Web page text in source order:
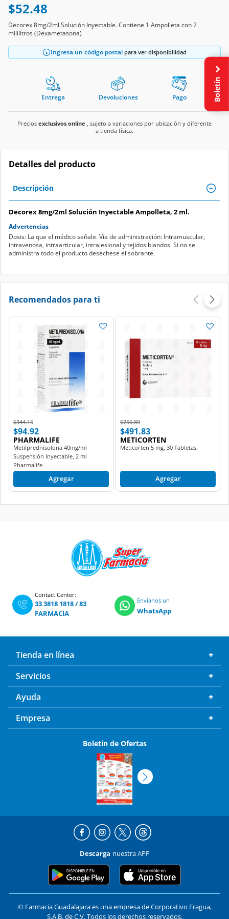
$52.48
Decorex 8mg/2ml Solución Inyectable. Contiene 1 Ampolleta con 2
mililitros (Dexametasona)
Ingresa un código postal para ver disponibilidad
Entrega Devoluciones Pago
Precios exclusivos online , sujeto a variaciones por ubicación y diferente
a tienda física.
Detalles del producto
Descripción
Decorex 8mg/2ml Solución Inyectable Ampolleta, 2 ml.
Advertencias
Dosis: La que el médico señale. Vía de administración: Intramuscular,
intravenosa, intraarticular, intralesional y tejidos blandos. Si no se
administra todo el producto deséchese el sobrante.
Recomendados para ti
Price reduced from
$344.15to
$94.92
PHARMALIFE
Metilprednisolona 40mg/ml
Suspensión Inyectable, 2 ml
Pharmalife.
Agregar
Price reduced from
$750.89to
$491.83
METICORTEN
Meticorten 5 mg, 30 Tabletas.
Agregar
Contact Center:
33 3818 1818/83
FARMACIA
Envíanos un
WhatsApp
Tienda en línea
Servicios
Ayuda
Empresa
Boletín de Ofertas
Descarga nuestra APP
© Farmacia Guadalajara es una empresa de Corporativo Fragua,
S.A.B. de C.V. Todos los derechos reservados.
Boletín